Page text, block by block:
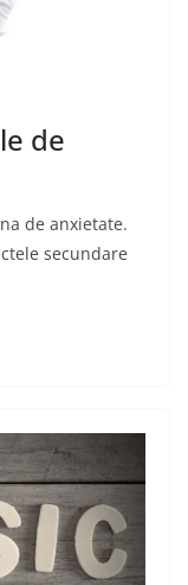
de
de anxietate.
secundare